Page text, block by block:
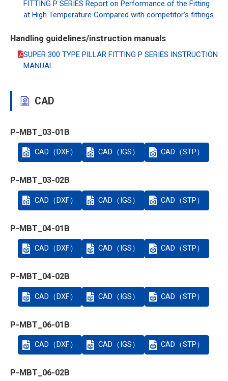
FITTING P SERIES Report on Performance of the Fitting
at High Temperature Compared with competitor's fittings
Handling guidelines/instruction manuals
SUPER 300 TYPE PILLAR FITTING P SERIES INSTRUCTION
MANUAL
CAD
P-MBT_03-01B
CAD（DXF） CAD（IGS） CAD（STP）
P-MBT_03-02B
CAD（DXF） CAD（IGS） CAD（STP）
P-MBT_04-01B
CAD（DXF） CAD（IGS） CAD（STP）
P-MBT_04-02B
CAD（DXF） CAD（IGS） CAD（STP）
P-MBT_06-01B
CAD（DXF） CAD（IGS） CAD（STP）
P-MBT_06-02B